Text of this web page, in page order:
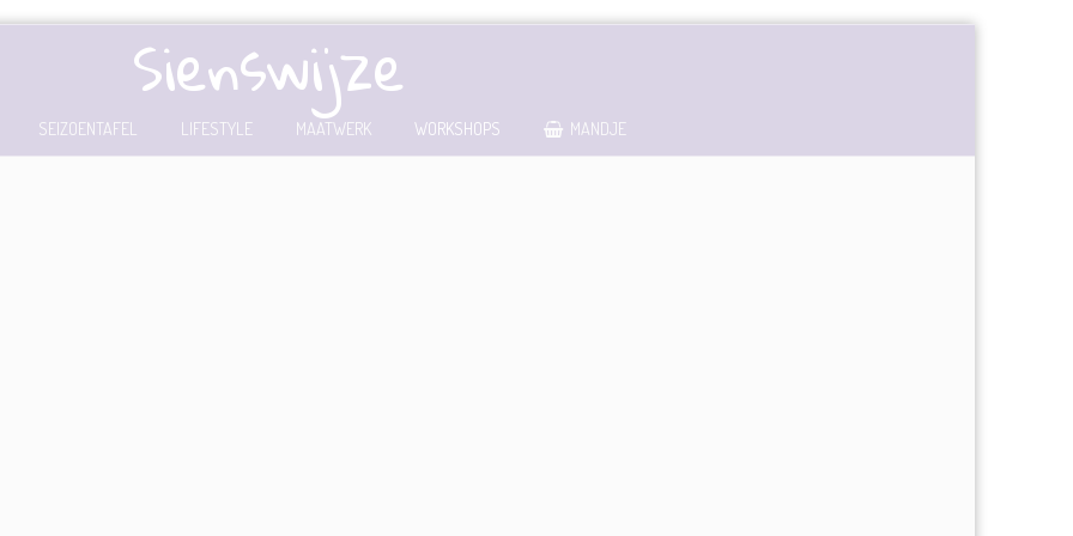
Sienswijze
SEIZOENTAFEL LIFESTYLE MAATWERK WORKSHOPS MANDJE